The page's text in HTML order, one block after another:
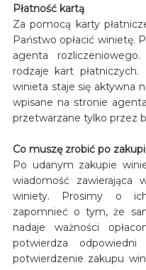
Płatność kartą
Za pomocą karty
Państwo opłacić winietę.
agenta
rodzaje kart
winieta staje się aktywna
wpisane na stronie
przetwarzane tylko przez
Co muszę zrobić po
Po udanym zakupie
wiadomość zawierająca
winiety. Prosimy o
zapomnieć o tym, że
nadaje ważności
potwierdza
potwierdzenie zakupu